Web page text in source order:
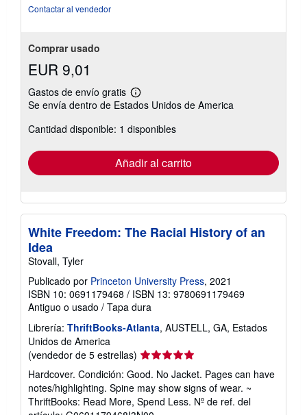
Contactar al vendedor
Comprar usado
EUR 9,01
Gastos de envío gratis
Más
información
las
tarifas
envío
Se envía dentro de Estados Unidos de America
Cantidad disponible: 1 disponibles
Añadir al carrito
White Freedom: The Racial History of an
Idea
Stovall, Tyler
Publicado por Princeton University Press, 2021
ISBN 10: 0691179468 / ISBN 13: 9780691179469
Antiguo o usado / Tapa dura
Librería: ThriftBooks-Atlanta, AUSTELL, GA, Estados
Unidos de America
(vendedor de 5 estrellas) Calificación
del
vendedor:
5
de
Hardcover. Condición: Good. No Jacket. Pages can have
notes/highlighting. Spine may show signs of wear. ~
ThriftBooks: Read More, Spend Less. Nº de ref. del